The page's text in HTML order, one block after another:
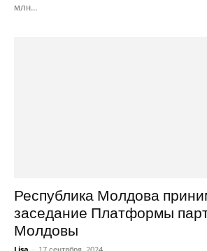
млн...
Республика Молдова
заседание Платформы
Молдовы